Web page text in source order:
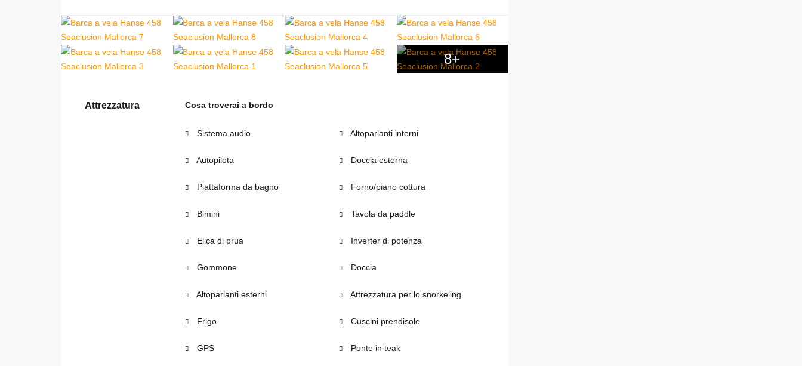
8+
Attrezzatura Cosa troverai a bordo
Sistema audio
Autopilota
Piattaforma da bagno
Bimini
Elica di prua
Gommone
Altoparlanti esterni
Frigo
GPS
Altoparlanti interni
Doccia esterna
Forno/piano cottura
Tavola da paddle
Inverter di potenza
Doccia
Attrezzatura per lo snorkeling
Cuscini prendisole
Ponte in teak